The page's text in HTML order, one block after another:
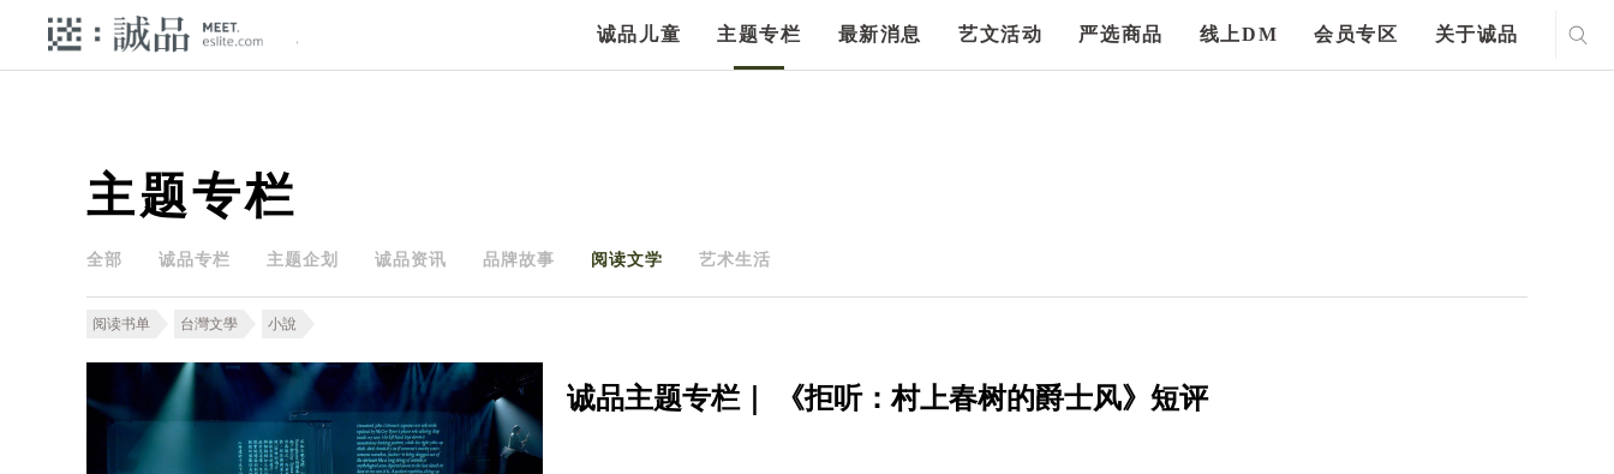
诚品儿童 主题专栏 最新消息 艺文活动 严选商品 线上DM 会员专区 关于诚品
主题专栏
全部 诚品专栏 主题企划 诚品资讯 品牌故事 阅读文学 艺术生活
阅读书单 台灣文學 小說
诚品主题专栏｜ 《拒听：村上春树的爵士风》短评